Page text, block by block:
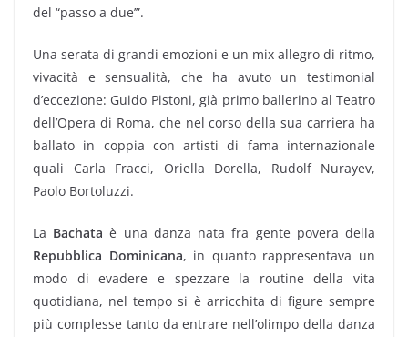
del “passo a due’”.
Una serata di grandi emozioni e un mix allegro di ritmo,
vivacità e sensualità, che ha avuto un testimonial
d’eccezione: Guido Pistoni, già primo ballerino al Teatro
dell’Opera di Roma, che nel corso della sua carriera ha
ballato in coppia con artisti di fama internazionale
quali Carla Fracci, Oriella Dorella, Rudolf Nurayev,
Paolo Bortoluzzi.
La Bachata è una danza nata fra gente povera della
Repubblica Dominicana, in quanto rappresentava un
modo di evadere e spezzare la routine della vita
quotidiana, nel tempo si è arricchita di figure sempre
più complesse tanto da entrare nell’olimpo della danza